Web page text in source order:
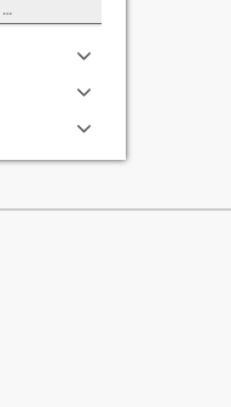
Académicos / funcionarios de la Universidad